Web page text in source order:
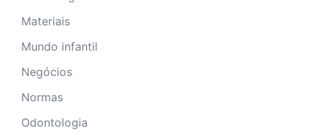
Materiais
Mundo infantil
Negócios
Normas
Odontologia